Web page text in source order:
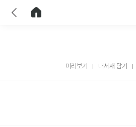
미리보기 내서재 담기